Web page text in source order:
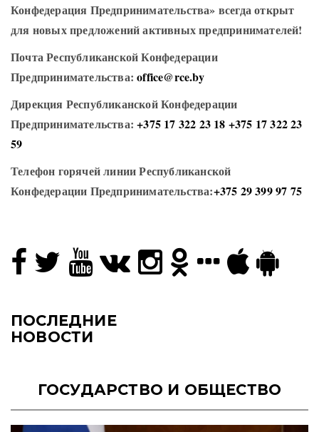
Конфедерация Предпринимательства» всегда открыт
для новых предложений активных предпринимателей!
Почта Республиканской Конфедерации
Предпринимательства:office@rce.by
Дирекция Республиканской Конфедерации
Предпринимательства:+375 17 322 23 18 +375 17 322 23
59
Телефон горячей линии Республиканской
Конфедерации Предпринимательства:+375 29 399 97 75
ПОСЛЕДНИЕ
НОВОСТИ
ГОСУДАРСТВО И ОБЩЕСТВО